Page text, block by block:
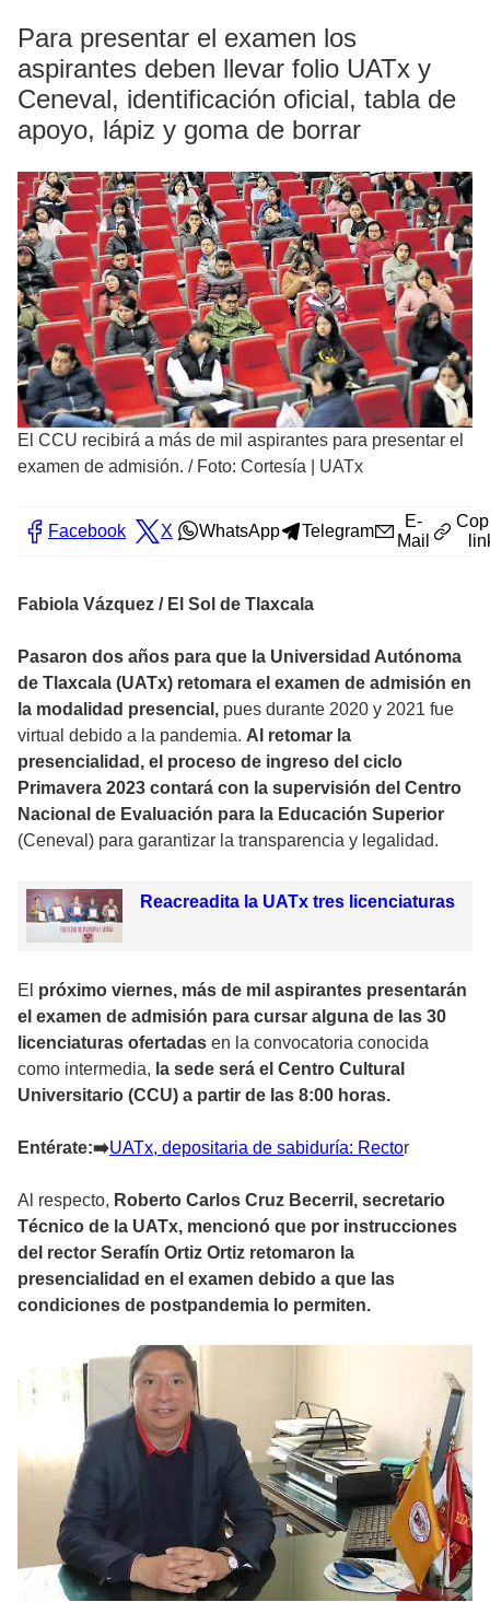
Para presentar el examen los
aspirantes deben llevar folio UATx y
Ceneval, identificación oficial, tabla de
apoyo, lápiz y goma de borrar
El CCU recibirá a más de mil aspirantes para presentar el
examen de admisión. / Foto: Cortesía | UATx
Facebook X WhatsApp Telegram
E-
Mail
Fabiola Vázquez / El Sol de Tlaxcala
Pasaron dos años para que la Universidad Autónoma
de Tlaxcala (UATx) retomara el examen de admisión en
la modalidad presencial, pues durante 2020 y 2021 fue
virtual debido a la pandemia. Al retomar la
presencialidad, el proceso de ingreso del ciclo
Primavera 2023 contará con la supervisión del Centro
Nacional de Evaluación para la Educación Superior
(Ceneval) para garantizar la transparencia y legalidad.
Reacreadita la UATx tres licenciaturas
El próximo viernes, más de mil aspirantes presentarán
el examen de admisión para cursar alguna de las 30
licenciaturas ofertadas en la convocatoria conocida
como intermedia, la sede será el Centro Cultural
Universitario (CCU) a partir de las 8:00 horas.
Entérate:➡️UATx, depositaria de sabiduría: Rector
Al respecto, Roberto Carlos Cruz Becerril, secretario
Técnico de la UATx, mencionó que por instrucciones
del rector Serafín Ortiz Ortiz retomaron la
presencialidad en el examen debido a que las
condiciones de postpandemia lo permiten.